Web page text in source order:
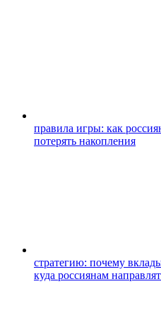
правила игры: как
потерять накопления
стратегию: почему
куда россиянам